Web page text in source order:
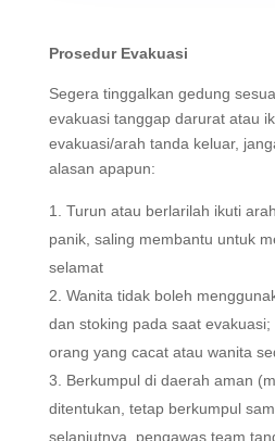
Prosedur Evakuasi
Segera tinggalkan gedung
evakuasi tanggap darurat atau
evakuasi/arah tanda keluar,
alasan apapun:
Turun atau berlarilah ikuti
panik, saling membantu untuk
selamat
Wanita tidak boleh
dan stoking pada saat
orang yang cacat atau wanita
Berkumpul di daerah aman
ditentukan, tetap berkumpul
selanjutnya, pengawas team